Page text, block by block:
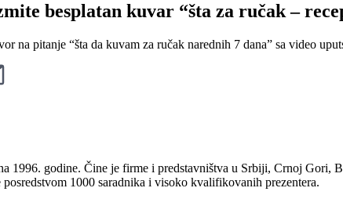
besplatan kuvar “šta za ručak –
na pitanje “šta da kuvam za ručak narednih 7 dana” sa video
1996. godine. Čine je firme i predstavništva u Srbiji, Crnoj
1000 saradnika i visoko kvalifikovanih prezentera.